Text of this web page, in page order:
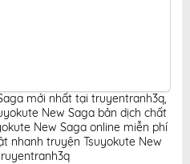
mới nhất tại truyentranh3q,
New Saga bản dịch chất
New Saga online miễn phí
nhanh truyện Tsuyokute New